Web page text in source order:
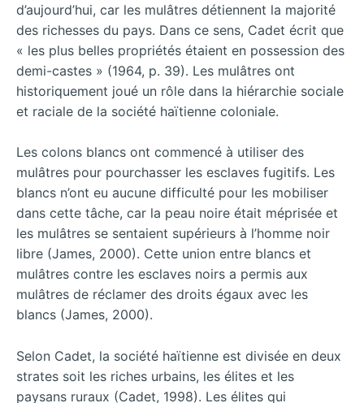
d’aujourd’hui, car les mulâtres détiennent la majorité
des richesses du pays. Dans ce sens, Cadet écrit que
« les plus belles propriétés étaient en possession des
demi-castes » (1964, p. 39). Les mulâtres ont
historiquement joué un rôle dans la hiérarchie sociale
et raciale de la société haïtienne coloniale.
Les colons blancs ont commencé à utiliser des
mulâtres pour pourchasser les esclaves fugitifs. Les
blancs n’ont eu aucune difficulté pour les mobiliser
dans cette tâche, car la peau noire était méprisée et
les mulâtres se sentaient supérieurs à l’homme noir
libre (James, 2000). Cette union entre blancs et
mulâtres contre les esclaves noirs a permis aux
mulâtres de réclamer des droits égaux avec les
blancs (James, 2000).
Selon Cadet, la société haïtienne est divisée en deux
strates soit les riches urbains, les élites et les
paysans ruraux (Cadet, 1998). Les élites qui